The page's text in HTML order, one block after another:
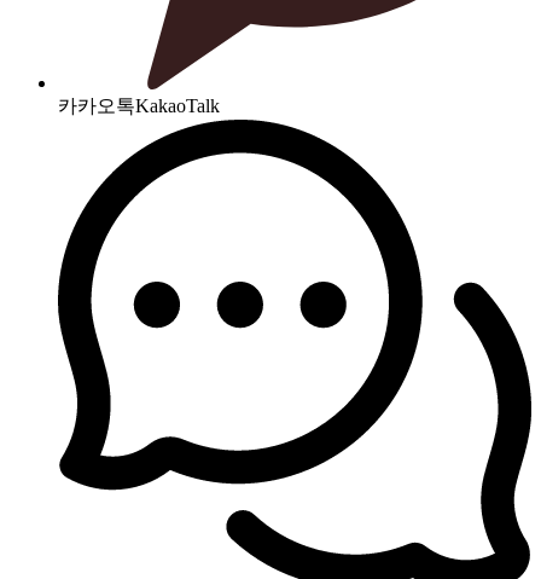
카카오톡KakaoTalk